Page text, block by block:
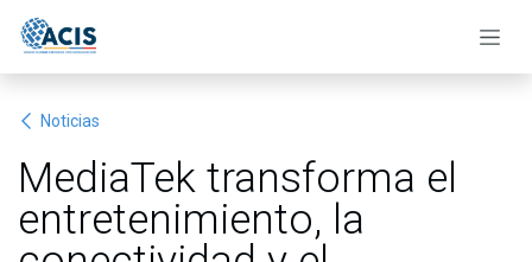
Noticias
MediaTek transforma el
entretenimiento, la